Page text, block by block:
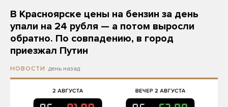
В Красноярске цены на бензин за день
упали на 24 рубля — а потом выросли
обратно. По совпадению, в город
приезжал Путин
НОВОСТИ день назад